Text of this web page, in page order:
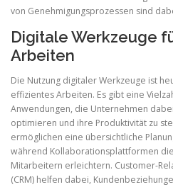
von Genehmigungsprozessen sind
Digitale Werkzeuge
Arbeiten
Die Nutzung digitaler Werkzeuge ist
effizientes Arbeiten. Es gibt eine
Anwendungen, die Unternehmen
optimieren und ihre Produktivität zu
ermöglichen eine übersichtliche
während Kollaborationsplattformen
Mitarbeitern erleichtern. Customer-
(CRM) helfen dabei,